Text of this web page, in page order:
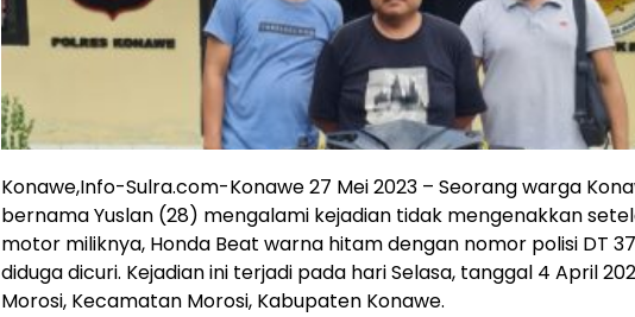
Konawe,Info-Sulra.com-Konawe 27 Mei 2023 – Seorang warga
bernama Yuslan (28) mengalami kejadian tidak mengenakkan
motor miliknya, Honda Beat warna hitam dengan nomor polisi DT
diduga dicuri. Kejadian ini terjadi pada hari Selasa, tanggal 4 April
Morosi, Kecamatan Morosi, Kabupaten Konawe.